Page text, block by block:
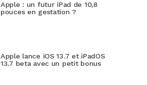
Apple : un futur iPad de 10,8
pouces en gestation ?
Apple lance iOS 13.7 et iPadOS
13.7 beta avec un petit bonus